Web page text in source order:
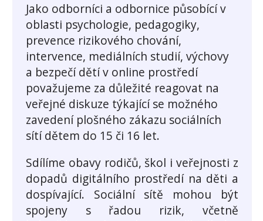
Jako odborníci a odbornice působící v
oblasti psychologie, pedagogiky,
prevence rizikového chování,
intervence, mediálních studií, výchovy
a bezpečí dětí v online prostředí
považujeme za důležité reagovat na
veřejné diskuze týkající se možného
zavedení plošného zákazu sociálních
sítí dětem do 15 či 16 let.
Sdílíme obavy rodičů, škol i veřejnosti z
dopadů digitálního prostředí na děti a
dospívající. Sociální sítě mohou být
spojeny s řadou rizik, včetně